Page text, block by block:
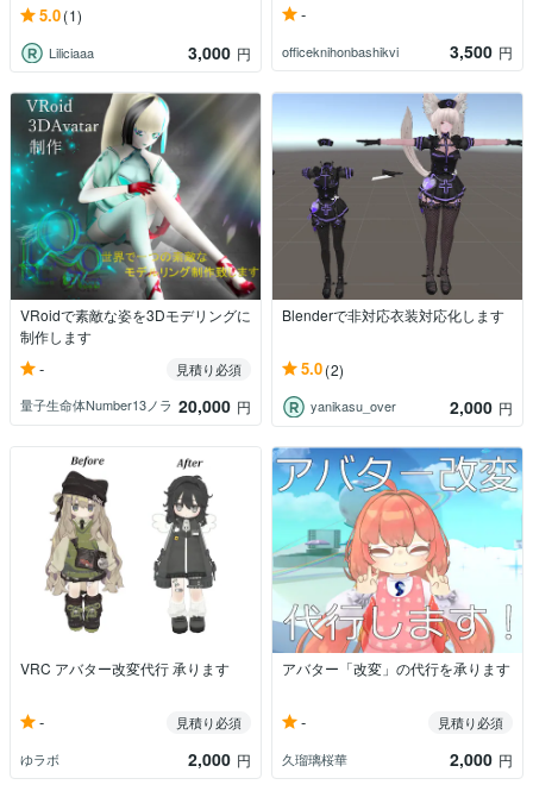
5.0(1)
Liliciaaa 3,000 円
-
officeknihonbashikvi 3,500 円
VRoidで素敵な姿を3Dモデリングに
制作します
-
見積り必須
量子生命体Number13ノラ 20,000 円
Blenderで非対応衣装対応化します
5.0(2)
yanikasu_over 2,000 円
VRC アバター改変代行 承ります
-
見積り必須
ゆラボ
2,000 円
アバター「改変」の代行を承ります
-
見積り必須
久瑠璃桜華
2,000 円